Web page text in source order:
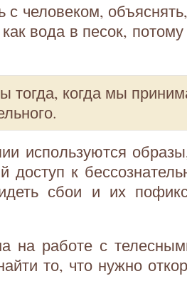
человеком,
вода в песок,
тогда, когда мы
используются
к
сбои и их
на работе с
то, что нужно